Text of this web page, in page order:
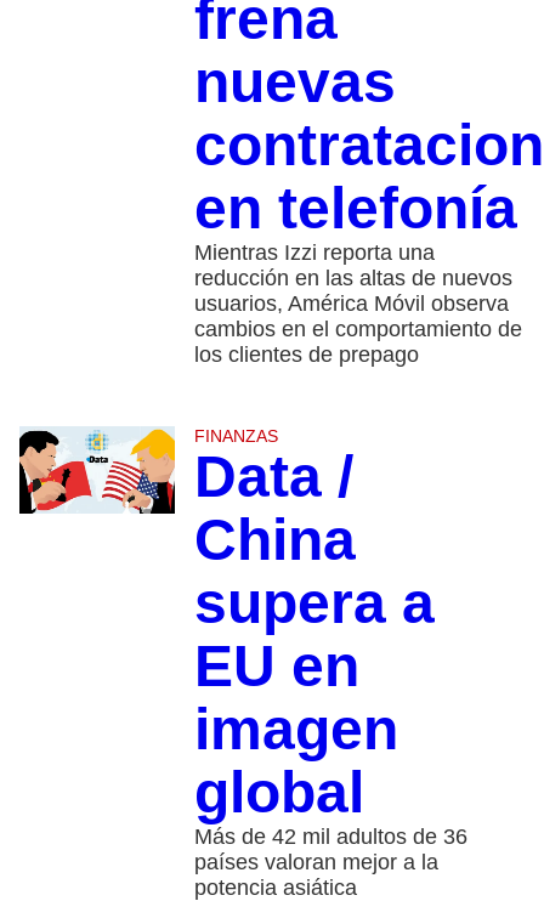
frena
nuevas
en telefonía
Mientras Izzi reporta una
reducción en las altas de nuevos
usuarios, América Móvil observa
cambios en el comportamiento de
los clientes de prepago
FINANZAS
Data /
China
supera a
EU en
imagen
global
Más de 42 mil adultos de 36
países valoran mejor a la
potencia asiática